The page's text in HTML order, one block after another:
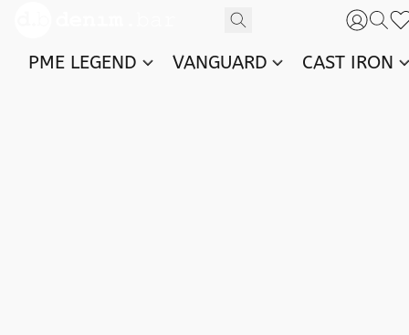
PME LEGEND VANGUARD CAST IRON